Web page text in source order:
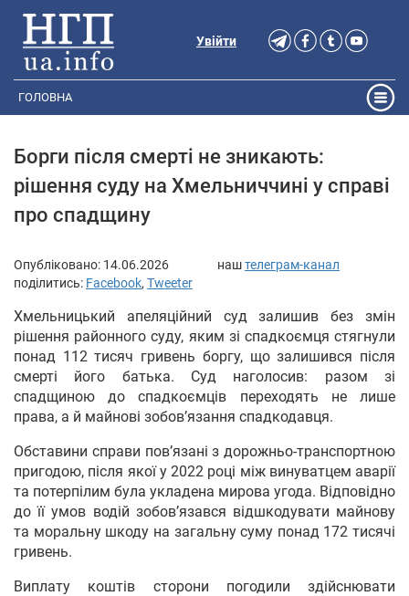
Увійти
ГОЛОВНА
Борги після смерті не зникають:
рішення суду на Хмельниччині у справі
про спадщину
Опубліковано: 14.06.2026 наштелеграм-канал
поділитись: Facebook, Tweeter
Хмельницький апеляційний суд залишив без змін
рішення районного суду, яким зі спадкоємця стягнули
понад 112 тисяч гривень боргу, що залишився після
смерті його батька. Суд наголосив: разом зі
спадщиною до спадкоємців переходять не лише
права, а й майнові зобов’язання спадкодавця.
Обставини справи пов’язані з дорожньо-транспортною
пригодою, після якої у 2022 році між винуватцем аварії
та потерпілим була укладена мирова угода. Відповідно
до її умов водій зобов’язався відшкодувати майнову
та моральну шкоду на загальну суму понад 172 тисячі
гривень.
Виплату коштів сторони погодили здійснювати